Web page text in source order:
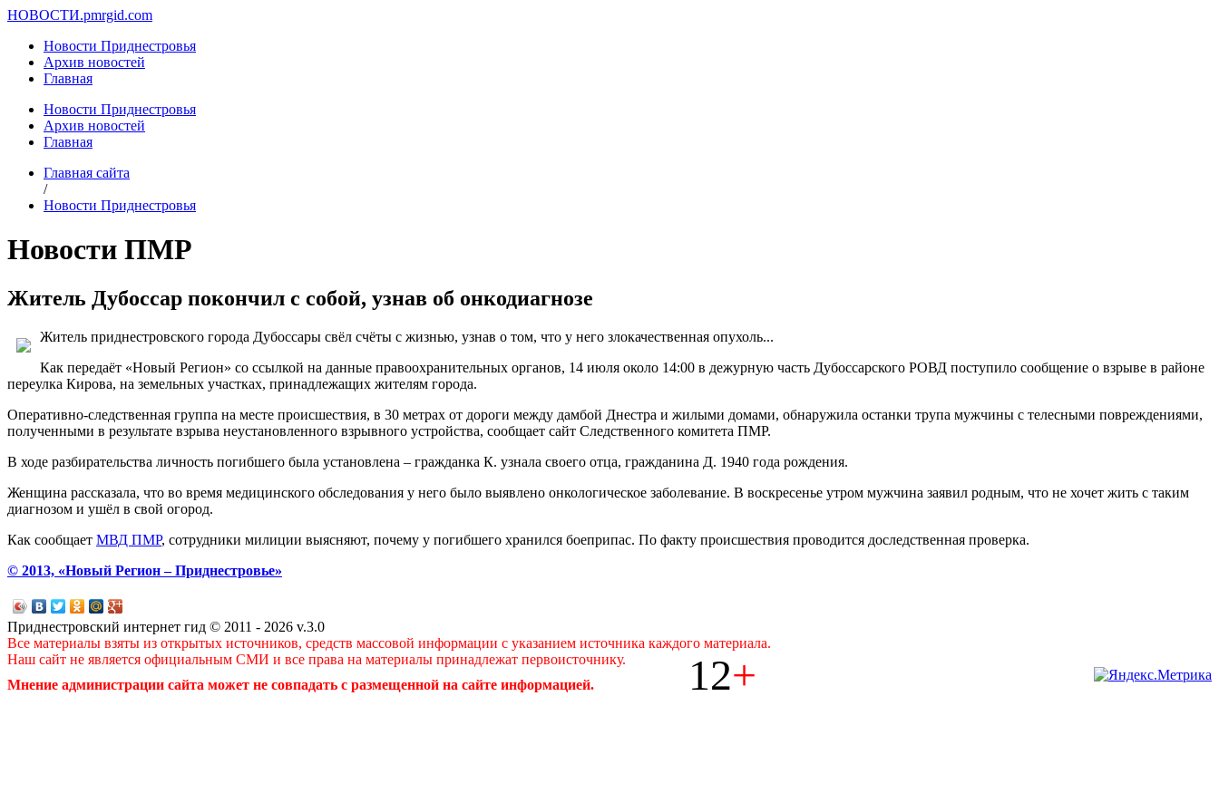
НОВОСТИ.pmrgid.com
Новости Приднестровья
Архив новостей
Главная
Новости Приднестровья
Архив новостей
Главная
Главная сайта
/
Новости Приднестровья
Новости ПМР
Житель Дубоссар покончил с собой, узнав об онкодиагнозе
Житель приднестровского города Дубоссары свёл счёты с жизнью, узнав о том, что у него злокачественная опухоль...
Как передаёт «Новый Регион» со ссылкой на данные правоохранительных органов, 14 июля около 14:00 в дежурную часть Дубоссарского РОВД поступило сообщение о взрыве в районе
переулка Кирова, на земельных участках, принадлежащих жителям города.
Оперативно-следственная группа на месте происшествия, в 30 метрах от дороги между дамбой Днестра и жилыми домами, обнаружила останки трупа мужчины с телесными повреждениями,
полученными в результате взрыва неустановленного взрывного устройства, сообщает сайт Следственного комитета ПМР.
В ходе разбирательства личность погибшего была установлена – гражданка К. узнала своего отца, гражданина Д. 1940 года рождения.
Женщина рассказала, что во время медицинского обследования у него было выявлено онкологическое заболевание. В воскресенье утром мужчина заявил родным, что не хочет жить с таким
диагнозом и ушёл в свой огород.
Как сообщает МВД ПМР, сотрудники милиции выясняют, почему у погибшего хранился боеприпас. По факту происшествия проводится доследственная проверка.
© 2013, «Новый Регион – Приднестровье»
Приднестровский интернет гид © 2011 - 2026 v.3.0
Все материалы взяты из открытых источников, средств массовой информации с указанием источника каждого материала.
Наш сайт не является официальным СМИ и все права на материалы принадлежат первоисточнику.
Мнение администрации сайта может не совпадать с размещенной на сайте информацией.
12+